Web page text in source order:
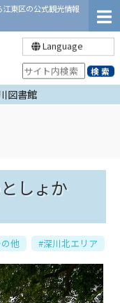
江東区の公式観光情報
Language
図書館
としょか
他 #深川北エリア